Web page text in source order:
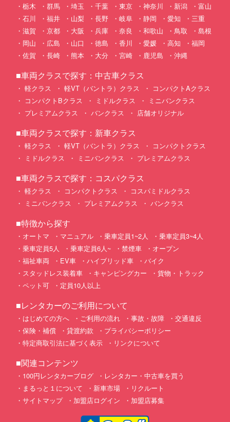
栃木
群馬 埼玉 千葉 東京 神奈川 新潟
富山
石川
福井 山梨 長野 岐阜 静岡 愛知
三重
滋賀
京都 大阪 兵庫 奈良 和歌山 鳥取
島根
岡山
広島 山口 徳島 香川 愛媛 高知
福岡
佐賀
長崎 熊本 大分 宮崎 鹿児島 沖縄
■車両クラスで探す：中古車クラス
軽クラス 軽VT（バントラ）クラス
コンパクトAクラス
コンパクトBクラス
ミドルクラス
ミニバンクラス
プレミアムクラス
バンクラス 店舗オリジナル
■車両クラスで探す：新車クラス
軽クラス 軽VT（バントラ）クラス
コンパクトクラス
ミドルクラス
ミニバンクラス プレミアムクラス
■車両クラスで探す：コスパクラス
軽クラス コンパクトクラス
コスパミドルクラス
ミニバンクラス
プレミアムクラス バンクラス
■特徴から探す
オートマ マニュアル 乗車定員1~2人
乗車定員3~4人
乗車定員5人
乗車定員6人~ 禁煙車
オープン
福祉車両
EV車 ハイブリッド車
バイク
スタッドレス装着車
キャンピングカー
貨物・トラック
ペット可
定員10人以上
■レンタカーのご利用について
はじめての方へ ご利用の流れ 事故・故障
交通違反
保険・補償
貸渡約款
プライバシーポリシー
特定商取引法に基づく表示
リンクについて
■関連コンテンツ
100円レンタカーブログ
レンタカー・中古車を買う
まるっと１について
新車市場
リクルート
サイトマップ
加盟店ログイン 加盟店募集